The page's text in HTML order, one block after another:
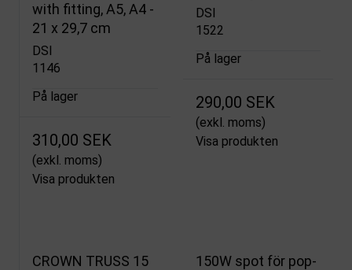
with fitting, A5, A4 -
21 x 29,7 cm
DSI
1146
På lager
310,00 SEK
(exkl. moms)
Visa produkten
DSI
1522
På lager
290,00 SEK
(exkl. moms)
Visa produkten
CROWN TRUSS 15
150W spot för pop-